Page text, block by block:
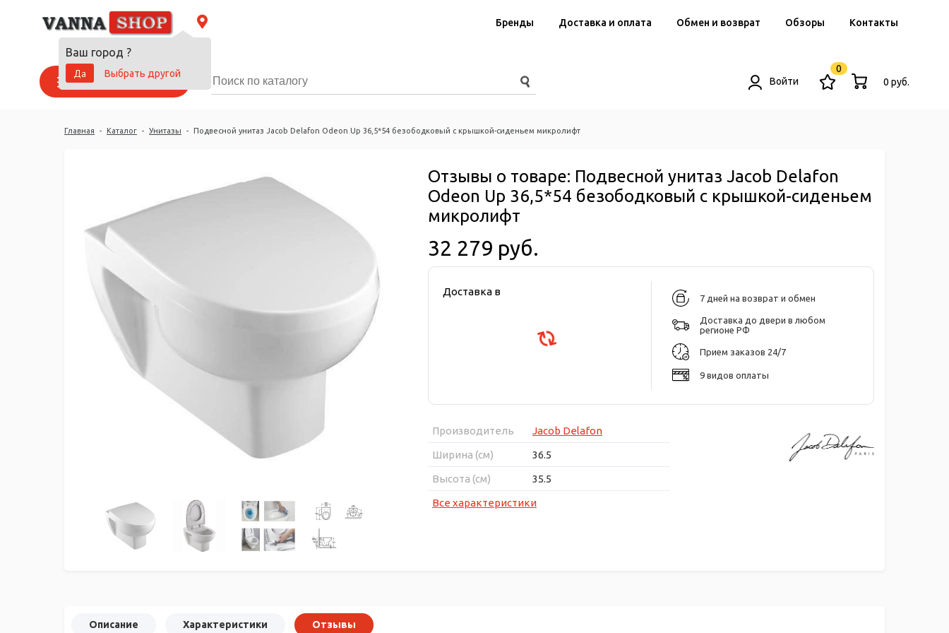
Ваш город ?
Да
Выбрать другой
Бренды Доставка и оплата Обмен и возврат Обзоры Контакты
Каталог товаров Войти
0
0 руб.
Главная - Каталог - Унитазы - Подвесной унитаз Jacob Delafon Odeon Up 36,5*54 безободковый с крышкой-сиденьем микролифт
Отзывы о товаре: Подвесной унитаз Jacob Delafon
Odeon Up 36,5*54 безободковый с крышкой-сиденьем
микролифт
32 279 руб.
Доставка в
7 дней на возврат и обмен
Доставка до двери в любом
регионе РФ
Прием заказов 24/7
9 видов оплаты
Производитель
Jacob Delafon
Ширина (см)
36.5
Высота (см)
35.5
Все характеристики
Описание Характеристики Отзывы